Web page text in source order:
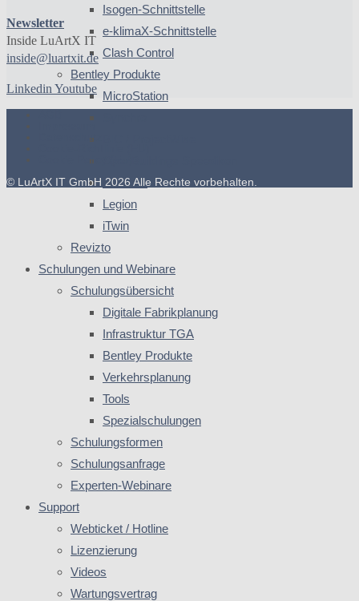
Isogen-Schnittstelle
e-klimaX-Schnittstelle
Clash Control
Bentley Produkte
MicroStation
ProSteel
Legion
iTwin
Revizto
Schulungen und Webinare
Schulungsübersicht
Digitale Fabrikplanung
Infrastruktur TGA
Bentley Produkte
Verkehrsplanung
Tools
Spezialschulungen
Schulungsformen
Schulungsanfrage
Experten-Webinare
Support
Webticket / Hotline
Lizenzierung
Videos
Wartungsvertrag
Newsletter
Inside LuArtX IT
inside@luartxit.de
Linkedin Youtube
Datenschutz
Cookie Policy (EU)
© LuArtX IT GmbH 2026 Alle Rechte vorbehalten.